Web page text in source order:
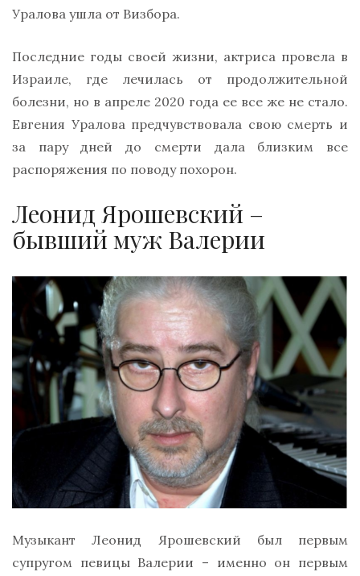
Уралова ушла от Визбора.
Последние годы своей жизни, актриса провела в
Израиле, где лечилась от продолжительной
болезни, но в апреле 2020 года ее все же не стало.
Евгения Уралова предчувствовала свою смерть и
за пару дней до смерти дала близким все
распоряжения по поводу похорон.
Леонид Ярошевский –
бывший муж Валерии
Музыкант Леонид Ярошевский был первым
супругом певицы Валерии – именно он первым